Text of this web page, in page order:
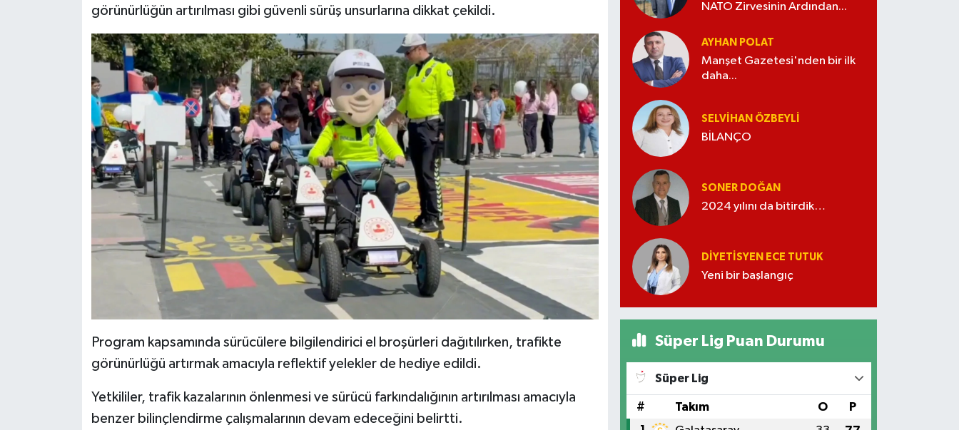
görünürlüğün artırılması gibi güvenli sürüş unsurlarına dikkat çekildi.
Program kapsamında sürücülere bilgilendirici el broşürleri dağıtılırken, trafikte
görünürlüğü artırmak amacıyla reflektif yelekler de hediye edildi.
Yetkililer, trafik kazalarının önlenmesi ve sürücü farkındalığının artırılması amacıyla
benzer bilinçlendirme çalışmalarının devam edeceğini belirtti.
NATO Zirvesinin Ardından...
AYHAN POLAT
Manşet Gazetesi'nden bir ilk
daha...
SELVIHAN ÖZBEYLI
BİLANÇO
SONER DOĞAN
2024 yılını da bitirdik…
DIYETISYEN ECE TUTUK
Yeni bir başlangıç
Süper Lig Puan Durumu
Süper Lig
# Takım O P